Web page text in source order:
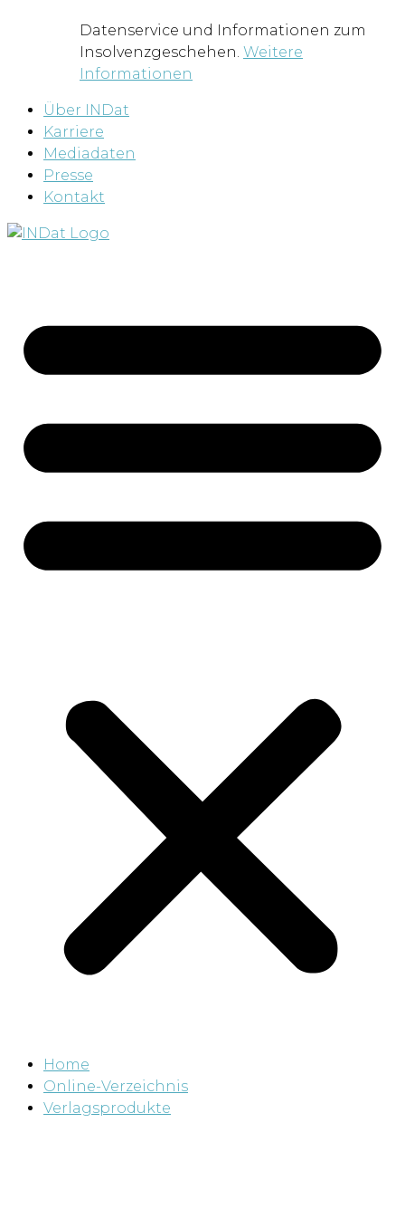
Datenservice und Informationen zum
Insolvenzgeschehen. Weitere
Informationen
Über INDat
Karriere
Mediadaten
Presse
Kontakt
Home
Online-Verzeichnis
Verlagsprodukte